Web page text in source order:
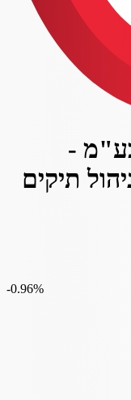
-
תיקים
‎-0.96%